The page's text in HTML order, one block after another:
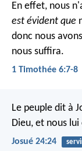
En effet, nous
est évident que
donc nous
nous suffira.
1 Timothée 6:7-8
Le peuple dit à
Dieu, et nous
Josué 24:24